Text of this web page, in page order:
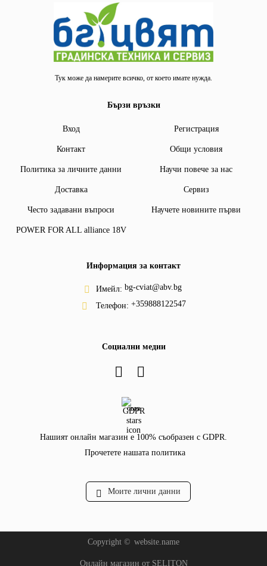
Тук може да намерите всичко, от което имате нужда.
Бързи връзки
Вход Регистрация
Контакт Общи условия
Политика за личните данни Научи повече за нас
Доставка Сервиз
Често задавани въпроси Научете новините първи
POWER FOR ALL alliance 18V
Информация за контакт
Имейл: bg-cviat@abv.bg
Телефон: +359888122547
Социални медии
GDPR
Нашият онлайн магазин е 100% съобразен с GDPR.
Прочетете нашата политика
Моите лични данни
Copyright © website.name
Онлайн магазин от SELITON